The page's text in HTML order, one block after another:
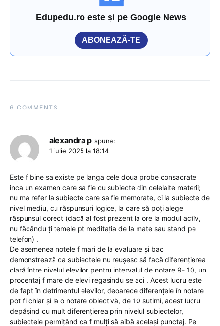
Edupedu.ro este și pe Google News
ABONEAZĂ-TE
6 COMMENTS
alexandra p spune:
1 iulie 2025 la 18:14
Este f bine sa existe pe langa cele doua probe consacrate
inca un examen care sa fie cu subiecte din celelalte materii;
nu ma refer la subiecte care sa fie memorate, ci la subiecte de
nivel mediu, cu răspunsuri logice, la care să poți alege
răspunsul corect (dacă ai fost prezent la ore la modul activ,
nu făcându ți temele pt meditația de la mate sau stand pe
telefon) .
De asemenea notele f mari de la evaluare și bac
demonstrează ca subiectele nu reușesc să facă diferențierea
clară între nivelul elevilor pentru intervalul de notare 9- 10, un
procentaj f mare de elevi regasindu se aci . Acest lucru este
de fapt în detrimentul elevilor, deoarece diferențele în notare
pot fi chiar și la o notare obiectivă, de 10 sutimi, acest lucru
depășind cu mult diferențierea prin nivelul subiectelor,
subiectele permițând ca f mulți să aibă același punctaj. Pe